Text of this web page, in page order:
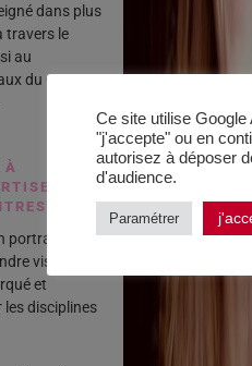
dans plus
travers le
au
du Cnam
À
AU
portrait »,
visibles
et
disciplines
Ce site utilise
"j'accepte" ou en
autorisez à déposer
d'audience.
Paramétrer